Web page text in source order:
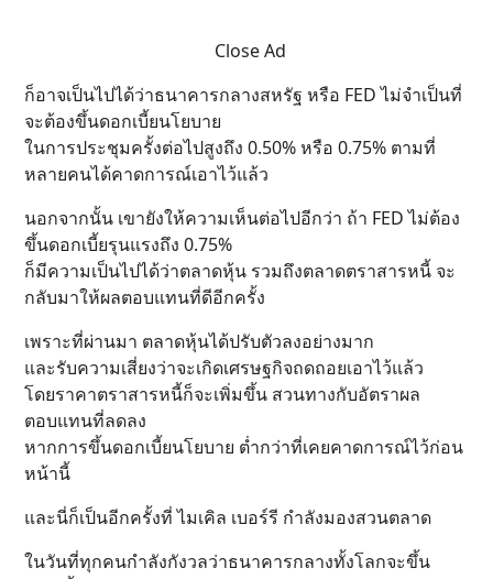
Close Ad
ก็อาจเป็นไปได้ว่าธนาคารกลางสหรัฐ หรือ FED ไม่จำเป็นที่
จะต้องขึ้นดอกเบี้ยนโยบาย
ในการประชุมครั้งต่อไปสูงถึง 0.50% หรือ 0.75% ตามที่
หลายคนได้คาดการณ์เอาไว้แล้ว
นอกจากนั้น เขายังให้ความเห็นต่อไปอีกว่า ถ้า FED ไม่ต้อง
ขึ้นดอกเบี้ยรุนแรงถึง 0.75%
ก็มีความเป็นไปได้ว่าตลาดหุ้น รวมถึงตลาดตราสารหนี้ จะ
กลับมาให้ผลตอบแทนที่ดีอีกครั้ง
เพราะที่ผ่านมา ตลาดหุ้นได้ปรับตัวลงอย่างมาก
และรับความเสี่ยงว่าจะเกิดเศรษฐกิจถดถอยเอาไว้แล้ว
โดยราคาตราสารหนี้ก็จะเพิ่มขึ้น สวนทางกับอัตราผล
ตอบแทนที่ลดลง
หากการขึ้นดอกเบี้ยนโยบาย ต่ำกว่าที่เคยคาดการณ์ไว้ก่อน
หน้านี้
และนี่ก็เป็นอีกครั้งที่ ไมเคิล เบอร์รี กำลังมองสวนตลาด
ในวันที่ทุกคนกำลังกังวลว่าธนาคารกลางทั้งโลกจะขึ้น